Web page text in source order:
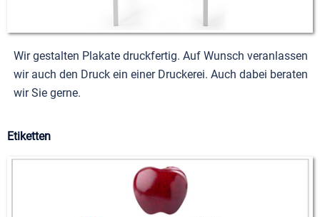
Wir gestalten Plakate druckfertig. Auf Wunsch veranlassen
wir auch den Druck ein einer Druckerei. Auch dabei beraten
wir Sie gerne.
Etiketten